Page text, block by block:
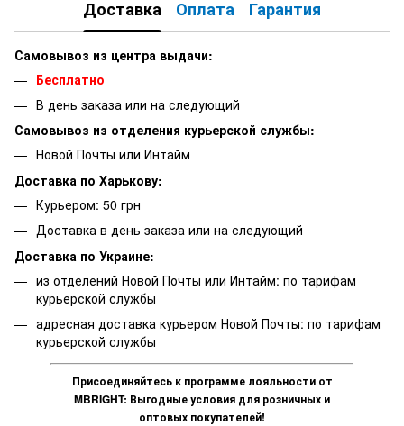
Доставка Оплата Гарантия
Самовывоз из центра выдачи:
Бесплатно
В день заказа или на следующий
Самовывоз из отделения курьерской службы:
Новой Почты или Интайм
Доставка по Харькову:
Курьером: 50 грн
Доставка в день заказа или на следующий
Доставка по Украине:
из отделений Новой Почты или Интайм: по тарифам
курьерской службы
адресная доставка курьером Новой Почты: по тарифам
курьерской службы
Присоединяйтесь к программе лояльности от
MBRIGHT: Выгодные условия для розничных и
оптовых покупателей!